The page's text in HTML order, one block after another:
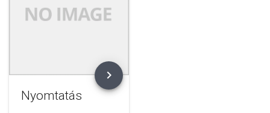
chevron_right
Nyomtatás